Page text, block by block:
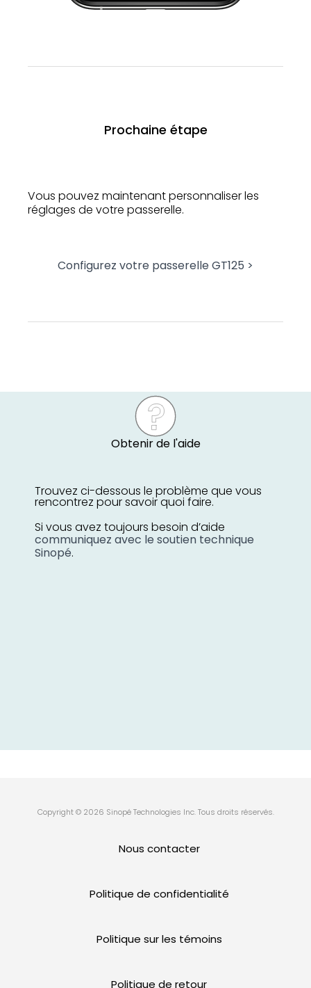
Prochaine étape
Vous pouvez maintenant personnaliser les
réglages de votre passerelle.
Configurez votre passerelle GT125 >
Obtenir de l'aide
Trouvez ci-dessous le problème que vous
rencontrez pour savoir quoi faire.
Si vous avez toujours besoin d’aide
communiquez avec le soutien technique
Sinopé.
Copyright © 2026 Sinopé Technologies Inc. Tous droits réservés.
Nous contacter
Politique de confidentialité
Politique sur les témoins
Politique de retour